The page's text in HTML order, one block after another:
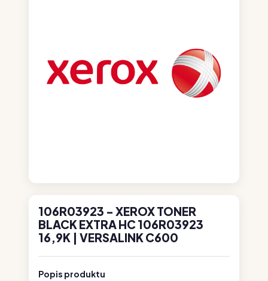
106R03923 - XEROX TONER
BLACK EXTRA HC 106R03923
16,9K | VERSALINK C600
Popis produktu